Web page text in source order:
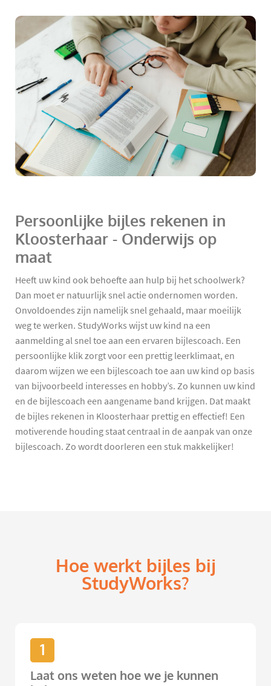
Persoonlijke bijles rekenen in
Kloosterhaar - Onderwijs op
maat
Heeft uw kind ook behoefte aan hulp bij het schoolwerk?
Dan moet er natuurlijk snel actie ondernomen worden.
Onvoldoendes zijn namelijk snel gehaald, maar moeilijk
weg te werken. StudyWorks wijst uw kind na een
aanmelding al snel toe aan een ervaren bijlescoach. Een
persoonlijke klik zorgt voor een prettig leerklimaat, en
daarom wijzen we een bijlescoach toe aan uw kind op basis
van bijvoorbeeld interesses en hobby’s. Zo kunnen uw kind
en de bijlescoach een aangename band krijgen. Dat maakt
de bijles rekenen in Kloosterhaar prettig en effectief! Een
motiverende houding staat centraal in de aanpak van onze
bijlescoach. Zo wordt doorleren een stuk makkelijker!
Hoe werkt bijles bij
StudyWorks?
1
Laat ons weten hoe we je kunnen